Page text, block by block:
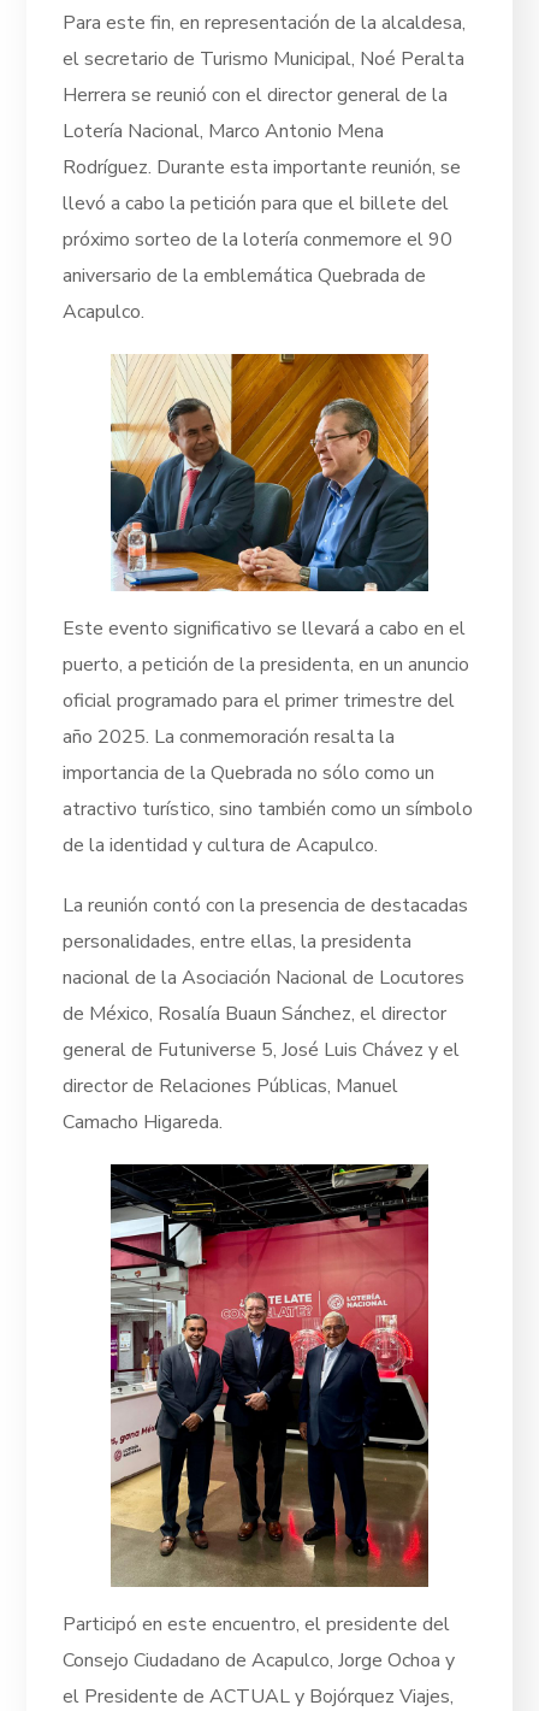
Para este fin, en representación de la alcaldesa,
el secretario de Turismo Municipal, Noé Peralta
Herrera se reunió con el director general de la
Lotería Nacional, Marco Antonio Mena
Rodríguez. Durante esta importante reunión, se
llevó a cabo la petición para que el billete del
próximo sorteo de la lotería conmemore el 90
aniversario de la emblemática Quebrada de
Acapulco.
Este evento significativo se llevará a cabo en el
puerto, a petición de la presidenta, en un anuncio
oficial programado para el primer trimestre del
año 2025. La conmemoración resalta la
importancia de la Quebrada no sólo como un
atractivo turístico, sino también como un símbolo
de la identidad y cultura de Acapulco.
La reunión contó con la presencia de destacadas
personalidades, entre ellas, la presidenta
nacional de la Asociación Nacional de Locutores
de México, Rosalía Buaun Sánchez, el director
general de Futuniverse 5, José Luis Chávez y el
director de Relaciones Públicas, Manuel
Camacho Higareda.
Participó en este encuentro, el presidente del
Consejo Ciudadano de Acapulco, Jorge Ochoa y
el Presidente de ACTUAL y Bojórquez Viajes,